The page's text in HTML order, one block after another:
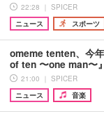
22:28 ｜ SPICER
ニュース
スポーツ
omeme tenten、今
of ten 〜one man〜
21:00 ｜ SPICER
ニュース
音楽